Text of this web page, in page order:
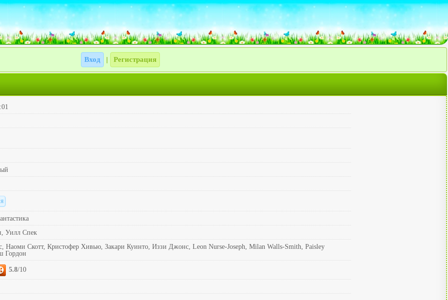
Вход Регистрация
Уилл Спек
Наоми Скотт, Кристофер Хивью, Закари Куинто, Иззи Джонс, Leon Nurse-Joseph, Milan Walls-Smith, Paisley
Гордон
5.8/10